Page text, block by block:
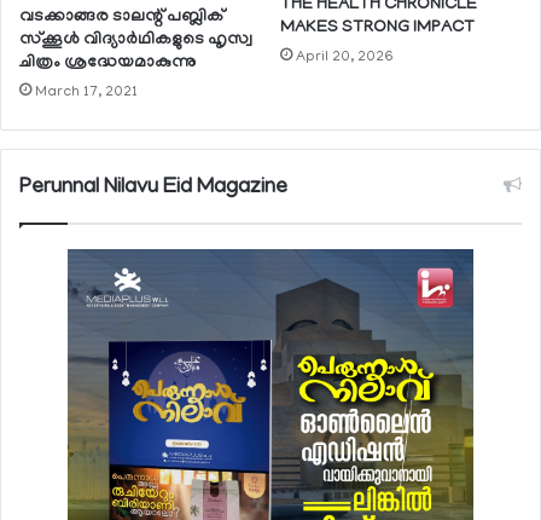
വടക്കാങ്ങര ടാലന്റ് പബ്ലിക്
സ്‌ക്കൂള്‍ വിദ്യാര്‍ഥികളുടെ ഹൃസ്വ
ചിത്രം ശ്രദ്ധേയമാകുന്നു
March 17, 2021
THE HEALTH CHRONICLE
MAKES STRONG IMPACT
April 20, 2026
Perunnal Nilavu Eid Magazine